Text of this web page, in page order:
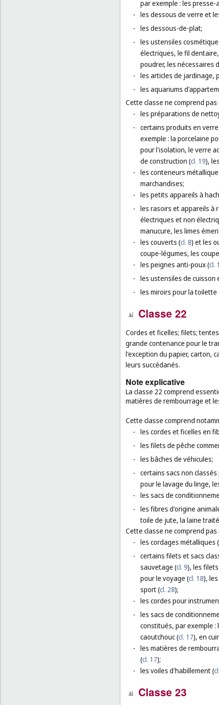
par exemple : les
- les dessous de verre et
- les dessous-de-plat;
- les ustensiles
électriques, le fil
poudrer, les nécessaires
- les articles de jardinage,
- les aquariums
Cette classe ne comprend
- les préparations de
- certains produits en
exemple : la porcelaine
pour l'isolation, le verre
de construction (cl. 19),
- les conteneurs
marchandises;
- les petits appareils à
- les rasoirs et appareils à
électriques et non
manucure, les limes
- les couverts (cl. 8) et les
coupe-légumes, les
- les peignes anti-poux (cl.
- les ustensiles de cuisson
- les miroirs pour la toilette
Classe 22
Cordes et ficelles; filets;
grande contenance pour le
l'exception du papier, carton,
leurs succédanés.
Note explicative
La classe 22 comprend
matières de rembourrage et
Cette classe comprend
- les cordes et ficelles en
- les filets de pêche
- les bâches de véhicules;
- certains sacs non
pour le lavage du linge,
- les sacs de
- les fibres d'origine
toile de jute, la laine
Cette classe ne comprend
- les cordages métalliques (
- certains filets et sacs
sauvetage (cl. 9), les
pour le voyage (cl. 18),
sport (cl. 28);
- les cordes pour
- les sacs de
constitués, par exemple
caoutchouc (cl. 17), en
- les matières de
(cl. 17);
- les voiles d'habillement (
Classe 23